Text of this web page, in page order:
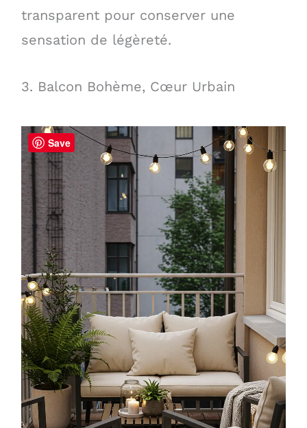
transparent pour conserver une
sensation de légèreté.
3. Balcon Bohème, Cœur Urbain
Save